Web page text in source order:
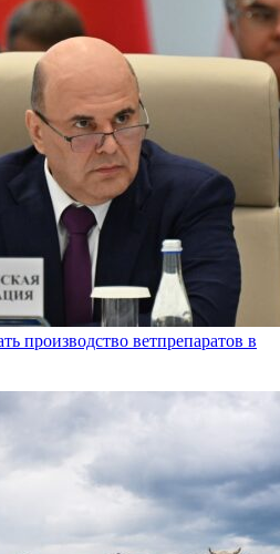
производство ветпрепаратов в